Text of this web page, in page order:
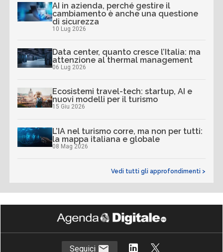
AI in azienda, perché gestire il
cambiamento è anche una questione
di sicurezza
10 Lug 2026
Data center, quanto cresce l’Italia: ma
attenzione al thermal management
06 Lug 2026
Ecosistemi travel-tech: startup, AI e
nuovi modelli per il turismo
15 Giu 2026
L’IA nel turismo corre, ma non per tutti:
la mappa italiana e globale
08 Mag 2026
Vedi tutti gli approfondimenti >
Seguici